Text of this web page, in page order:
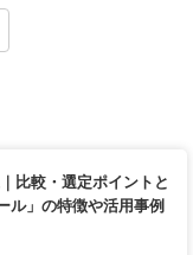
比較・選定ポイントと
ル」の特徴や活用事例